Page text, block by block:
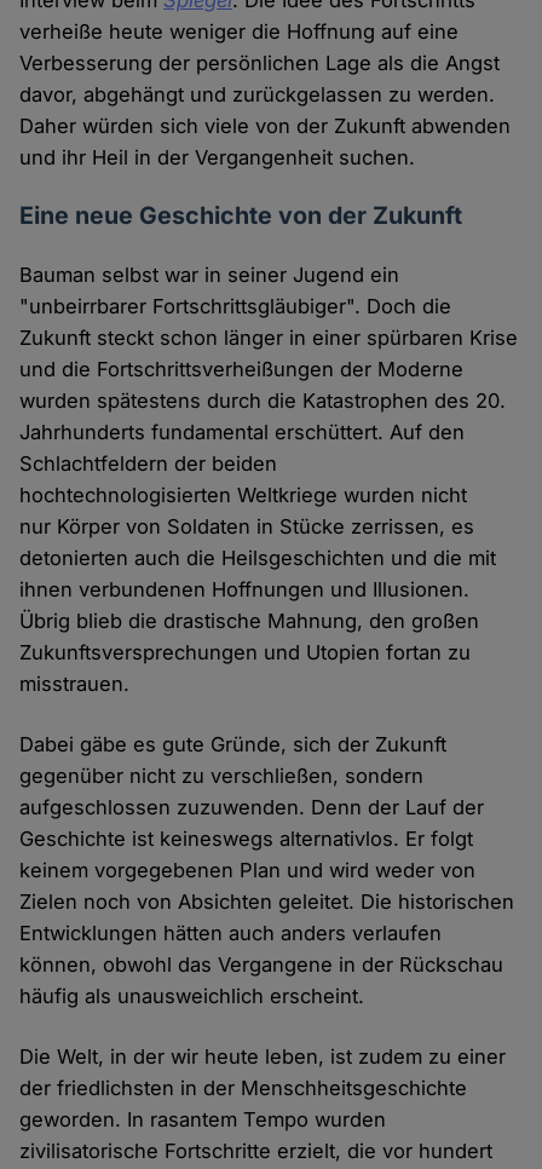
verheiße heute weniger die Hoffnung auf eine
Verbesserung der persönlichen Lage als die Angst
davor, abgehängt und zurückgelassen zu werden.
Daher würden sich viele von der Zukunft abwenden
und ihr Heil in der Vergangenheit suchen.
Eine neue Geschichte von der Zukunft
Bauman selbst war in seiner Jugend ein
"unbeirrbarer Fortschrittsgläubiger". Doch die
Zukunft steckt schon länger in einer spürbaren Krise
und die Fortschrittsverheißungen der Moderne
wurden spätestens durch die Katastrophen des 20.
Jahrhunderts fundamental erschüttert. Auf den
Schlachtfeldern der beiden
hochtechnologisierten Weltkriege wurden nicht
nur Körper von Soldaten in Stücke zerrissen, es
detonierten auch die Heilsgeschichten und die mit
ihnen verbundenen Hoffnungen und Illusionen.
Übrig blieb die drastische Mahnung, den großen
Zukunftsversprechungen und Utopien fortan zu
misstrauen.
Dabei gäbe es gute Gründe, sich der Zukunft
gegenüber nicht zu verschließen, sondern
aufgeschlossen zuzuwenden. Denn der Lauf der
Geschichte ist keineswegs alternativlos. Er folgt
keinem vorgegebenen Plan und wird weder von
Zielen noch von Absichten geleitet. Die historischen
Entwicklungen hätten auch anders verlaufen
können, obwohl das Vergangene in der Rückschau
häufig als unausweichlich erscheint.
Die Welt, in der wir heute leben, ist zudem zu einer
der friedlichsten in der Menschheitsgeschichte
geworden. In rasantem Tempo wurden
zivilisatorische Fortschritte erzielt, die vor hundert